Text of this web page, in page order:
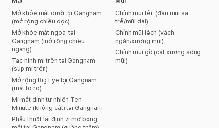
Mở khóe mắt dưới tại Gangnam
(mở rộng chiều dọc)
Mở khóe mắt ngoài tại
Gangnam (mở rộng chiều
ngang)
Tạo hình mí trên tại Gangnam
(sụp mí trên)
Mở rộng Big Eye tại Gangnam
(mắt to rõ)
Mí mắt dính tự nhiên Ten-
Minute (không cắt) tại Gangnam
Phẫu thuật tái định vị mỡ bọng
Chỉnh mũi tên (đầu mũi sa
trễ/mũi dài)
Chỉnh mũi lệch (vách
ngăn/xương mũi)
Chỉnh mũi gồ (cắt xương sống
mũi)